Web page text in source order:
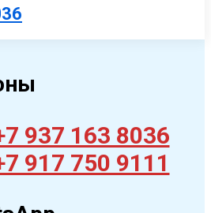
937 163 8036
917 750 9111